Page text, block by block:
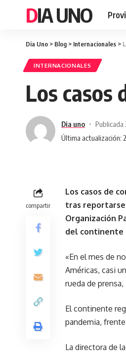
DIA UNO
Dia Uno > Blog > Internacionales >
INTERNACIONALES
Los casos
Última actualización:
Dia uno Publicada
compartir
Los casos de
tras reportarse
Organización
del continente
«En el mes de
Américas, casi
rueda de prensa,
El continente
pandemia,
La directora de